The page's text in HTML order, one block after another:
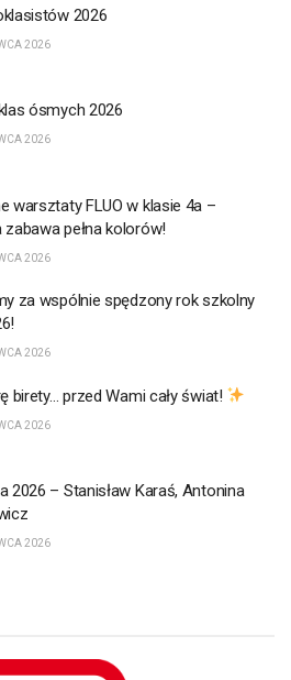
2026
2026
ósmych 2026
2026
warsztaty FLUO w klasie 4a –
pełna kolorów!
2026
za wspólnie spędzony rok szkolny
2026
birety… przed Wami cały świat!
2026
2026 – Stanisław Karaś, Antonina
2026